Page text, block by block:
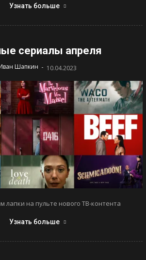
Узнать больше
сериалы апреля
Шапкин - 10.04.2023
лапки на пульте нового ТВ-контента
Узнать больше